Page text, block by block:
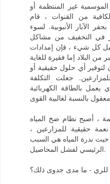
غير المنتظمة أو
من القنوات ، قام
الآبار الأنبوبية. لسوء
في التخفيف من مشاكل
كل شيء ، فإن إمدادات
البلاد إما فقيرة للغاية
لتوفير أي حلول حقيقية أو
جعلت التكلفة
يعمل بالطاقة الكهربائية
، أصبح نظام ضخ المياه
حقيقية للمزارعين ،
ندرة المياه هي السبب
الرئيسي لفشل المحاصيل.
للري - ما مدى جدوى ذلك؟